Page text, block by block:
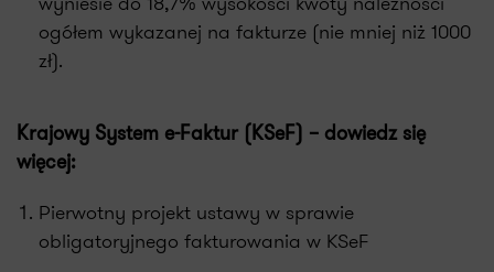
ogółem wykazanej na fakturze (nie mniej niż 1000
zł).
Krajowy System e-Faktur (KSeF) – dowiedz się
więcej:
Pierwotny projekt ustawy w sprawie
obligatoryjnego fakturowania w KSeF